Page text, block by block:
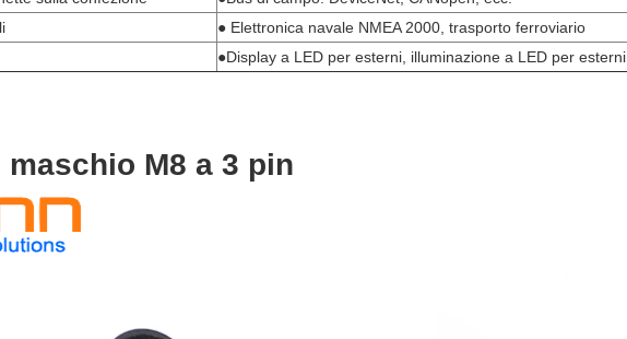
● Elettronica navale NMEA 2000, trasporto ferroviario
●Display a LED per esterni, illuminazione a LED per esterni
M8 a 3 pin